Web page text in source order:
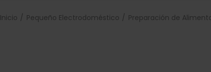
Inicio Pequeño Electrodoméstico Preparación de